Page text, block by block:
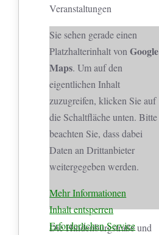
Veranstaltungen
Sie sehen gerade einen
Platzhalterinhalt vonGoogle
Maps. Um auf den
eigentlichen Inhalt
zuzugreifen, klicken Sie auf
die Schaltfläche unten. Bitte
beachten Sie, dass dabei
Daten an Drittanbieter
weitergegeben werden.
Mehr Informationen
Inhalt entsperren
Erforderlichen Service
Die Hindenburgstraße und